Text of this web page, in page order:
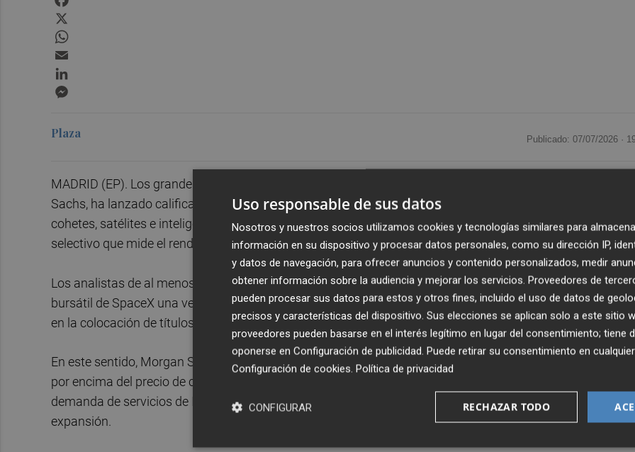
Plaza Publicado: 07/07/2026 ·
MADRID (EP). Los grandes bancos de Wall Street, entre ellos
Sachs, ha lanzado calificaciones sobre las acciones de SpaceX el mismo día que el conglomerado de
cohetes, satélites e inteligencia artificial de Elon Musk inicia su andadura en el índice Nasdaq 100, el
selectivo que mide el rendimiento de 100 de las mayores empresas no financieras negociadas en el
Los analistas de al menos una docena de bancos han comenzado a emitir sus análisis sobre el
bursátil de SpaceX una vez terminado el periodo de silencio tradicional entre las entidades que
en la colocación de títulos de la oferta pública inicial (OPI), según los datos recopilados por 'Bloomberg'.
En este sentido, Morgan Stanley ha fijado el precio objetivo de la compañía de Musk en 300 dólares, un
por encima del precio de cierre del lunes, registrado en 160,42 dólares, destacando el impulso que la
demanda de servicios de IA experimentará gracias a los nuevos participantes en un sector en rápida
expansión.
Uso responsable de sus datos
Nosotros y nuestros socios utilizamos cookies y tecnologías similares para
información en su dispositivo y procesar datos personales, como su dirección IP,
y datos de navegación, para ofrecer anuncios y contenido personalizados, medir
obtener información sobre la audiencia y mejorar los servicios. Proveedores de
pueden procesar sus datos para estos y otros fines, incluido el uso de datos de
precisos y características del dispositivo. Sus elecciones se aplican solo a este sitio
proveedores pueden basarse en el interés legítimo en lugar del consentimiento; tiene
oponerse en Configuración de publicidad. Puede retirar su consentimiento en
Configuración de cookies. Política de privacidad
RECHAZAR TODO
CONFIGURAR